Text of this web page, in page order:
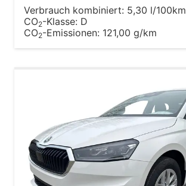
Verbrauch kombiniert: 5,30 l/100km
CO2-Klasse: D
CO2-Emissionen: 121,00 g/km